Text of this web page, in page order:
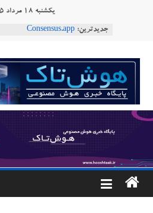
یکشنبه ۱۸ مرداد ۱۴۰۵
جدیدترین: Consensus.app
طبیعی فارسی
Robotics
ربات T‑800
هوشتاک
پایگاه
خبری
هوش